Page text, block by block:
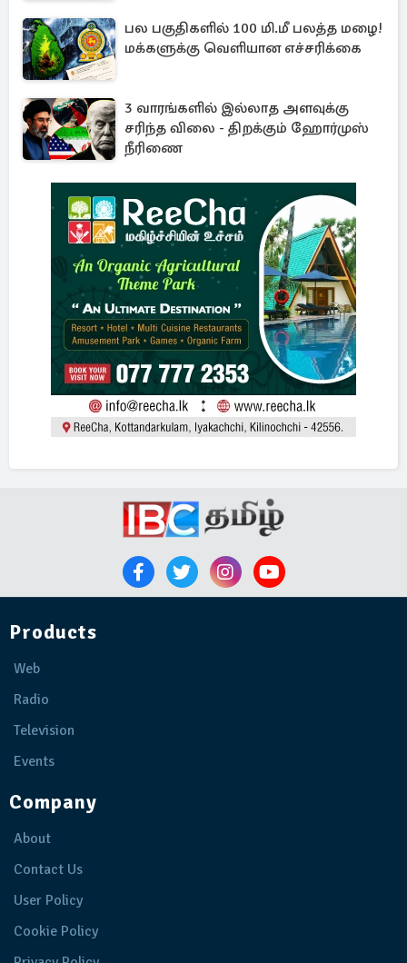
பல பகுதிகளில் 100 மி.மீ பலத்த மழை!
மக்களுக்கு வெளியான எச்சரிக்கை
3 வாரங்களில் இல்லாத அளவுக்கு
சரிந்த விலை - திறக்கும் ஹோர்முஸ்
நீரிணை
Products
Web
Radio
Television
Events
Company
About
Contact Us
User Policy
Cookie Policy